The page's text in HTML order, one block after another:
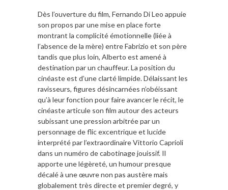
Dès l’ouverture du film, Fernando Di Leo appuie
son propos par une mise en place forte
montrant la complicité émotionnelle (liée à
l’absence de la mère) entre Fabrizio et son père
tandis que plus loin, Alberto est amené à
destination par un chauffeur. La position du
cinéaste est d’une clarté limpide. Délaissant les
ravisseurs, figures désincarnées n’obéissant
qu’à leur fonction pour faire avancer le récit, le
cinéaste articule son film autour des acteurs
subissant une pression arbitrée par un
personnage de flic excentrique et lucide
interprété par l’extraordinaire Vittorio Caprioli
dans un numéro de cabotinage jouissif. Il
apporte une légèreté, un humour presque
décalé à une œuvre non pas austère mais
globalement très directe et premier degré, y